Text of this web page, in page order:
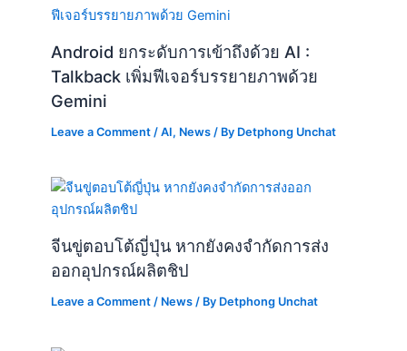
Android ยกระดับการเข้าถึงด้วย AI :
Talkback เพิ่มฟีเจอร์บรรยายภาพด้วย
Gemini
Leave a Comment /AI, News / By Detphong Unchat
จีนขู่ตอบโต้ญี่ปุ่น หากยังคงจำกัดการส่ง
ออกอุปกรณ์ผลิตชิป
Leave a Comment / News / By Detphong Unchat